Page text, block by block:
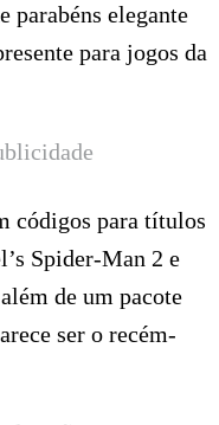
parabéns elegante
para jogos da
códigos para títulos
Spider-Man 2 e
de um pacote
ser o recém-